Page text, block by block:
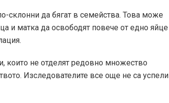
склонни да бягат в семейства. Това може
и матка да освободят повече от едно яйце
които не отделят редовно множество
Изследователите все още не са успели